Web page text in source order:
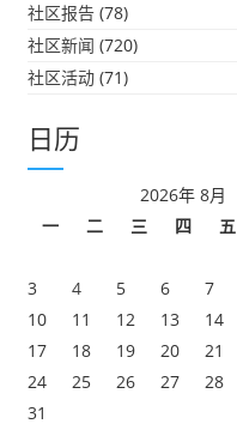
社区报告 (78)
社区新闻 (720)
社区活动 (71)
日历
2026年 8月
一
二 三 四 五
3
4 5 6 7
10
11 12 13 14
17
18 19 20 21
24
25 26 27 28
31